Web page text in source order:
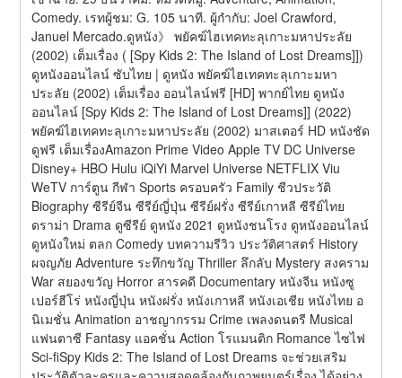
Comedy. เรทผู้ชม: G. 105 นาที. ผู้กำกับ: Joel Crawford,
Januel Mercado.ดูหนัง》 พยัคฆ์ไฮเทคทะลุเกาะมหาประลัย
(2002) เต็มเรื่อง ( [Spy Kids 2: The Island of Lost Dreams]])
ดูหนังออนไลน์ ซับไทย | ดูหนัง พยัคฆ์ไฮเทคทะลุเกาะมหา
ประลัย (2002) เต็มเรื่อง ออนไลน์ฟรี [HD] พากย์ไทย ดูหนัง
ออนไลน์ [Spy Kids 2: The Island of Lost Dreams]] (2022)
พยัคฆ์ไฮเทคทะลุเกาะมหาประลัย (2002) มาสเตอร์ HD หนังชัด
ดูฟรี เต็มเรื่องAmazon Prime Video Apple TV DC Universe
Disney+ HBO Hulu iQiYi Marvel Universe NETFLIX Viu
WeTV การ์ตูน กีฬา Sports ครอบครัว Family ชีวประวัติ
Biography ซีรีย์จีน ซีรีย์ญี่ปุ่น ซีรีย์ฝรั่ง ซีรีย์เกาหลี ซีรีย์ไทย
ดราม่า Drama ดูซีรีย์ ดูหนัง 2021 ดูหนังชนโรง ดูหนังออนไลน์
ดูหนังใหม่ ตลก Comedy บทความรีวิว ประวัติศาสตร์ History
ผจญภัย Adventure ระทึกขวัญ Thriller ลึกลับ Mystery สงคราม
War สยองขวัญ Horror สารคดี Documentary หนังจีน หนังซู
เปอร์ฮีโร่ หนังญี่ปุ่น หนังฝรั่ง หนังเกาหลี หนังเอเชีย หนังไทย อ
นิเมชั่น Animation อาชญากรรม Crime เพลงดนตรี Musical
แฟนตาซี Fantasy แอคชั่น Action โรแมนติก Romance ไซไฟ
Sci-fiSpy Kids 2: The Island of Lost Dreams จะช่วยเสริม